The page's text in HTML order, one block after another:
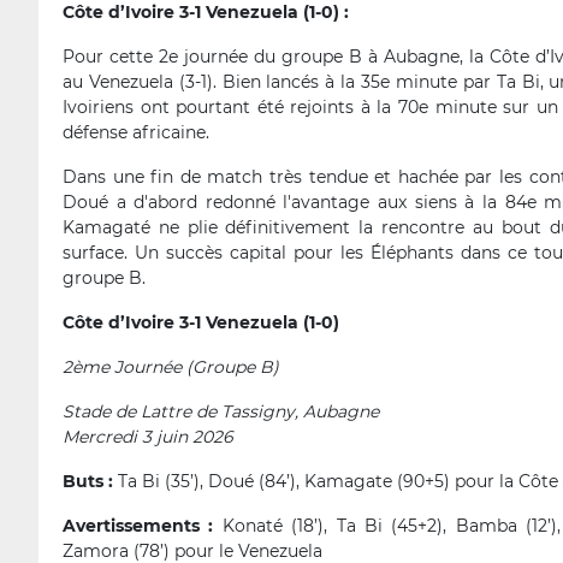
Côte d’Ivoire 3-1 Venezuela (1-0) :
Pour cette 2e journée du groupe B à Aubagne, la Côte
au Venezuela (3-1). Bien lancés à la 35e minute par Ta
Ivoiriens ont pourtant été rejoints à la 70e minute sur
défense africaine.
Dans une fin de match très tendue et hachée par les
Doué a d'abord redonné l'avantage aux siens à la 84e
Kamagaté ne plie définitivement la rencontre au bout
surface. Un succès capital pour les Éléphants dans ce
groupe B.
Côte d’Ivoire 3-1 Venezuela (1-0)
2ème Journée (Groupe B)
Stade de Lattre de Tassigny, Aubagne
Mercredi 3 juin 2026
Buts : Ta Bi (35’), Doué (84’), Kamagate (90+5) pour la Côte
Avertissements : Konaté (18’), Ta Bi (45+2), Bamba
Zamora (78’) pour le Venezuela